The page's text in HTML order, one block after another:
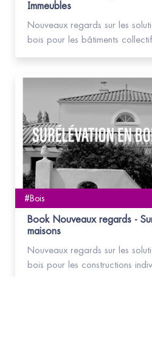
Immeubles
Nouveaux regards sur les
bois pour les bâtiments
#Bois
Book Nouveaux regards -
maisons
Nouveaux regards sur les
bois pour les constructions